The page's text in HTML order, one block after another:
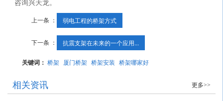
咨询兴天龙。
上一条 ： 弱电工程的桥架方式
下一条 ： 抗震支架在未来的一个应用...
关键词：桥架 厦门桥架 桥架安装 桥架哪家好
相关资讯 更多>>